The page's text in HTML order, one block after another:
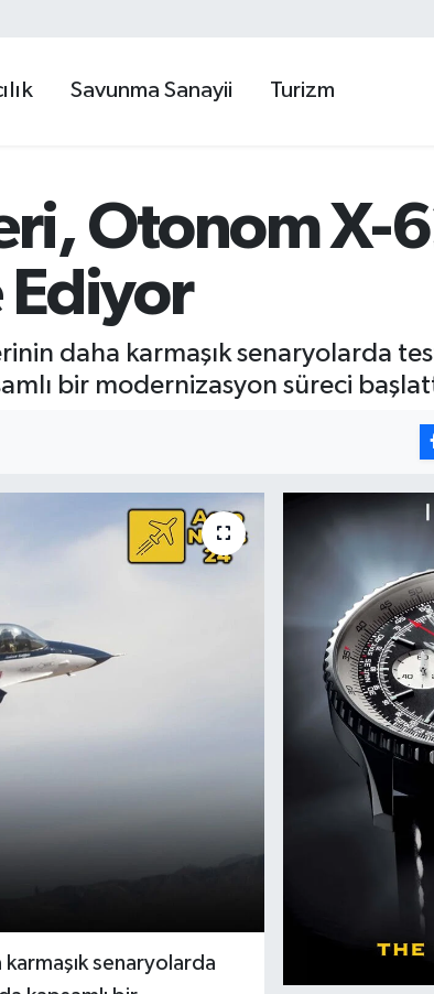
Savunma Sanayii Turizm
Otonom X-
Ediyor
daha karmaşık senaryolarda
bir modernizasyon süreci
senaryolarda